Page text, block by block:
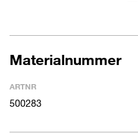
Materialnummer
ARTNR
500283